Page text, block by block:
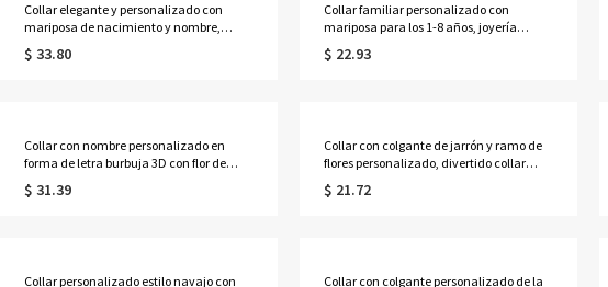
Collar elegante y personalizado con
mariposa de nacimiento y nombre,
delicada joyería de plata esterlina 925,
regalo de cumpleaños/Día de la Madre
$ 33.80
Collar familiar personalizado con
mariposa para los 1-8 años, joyería
delicada de plata de ley 925, regalo de
cumpleaños/Día de la Madre para
$ 22.93
Collar con nombre personalizado en
forma de letra burbuja 3D con flor de
nacimiento, joyería delicada para mujer
de plata de ley 925, regalo de
$ 31.39
Collar con colgante de jarrón y ramo de
flores personalizado, divertido collar
floral para hacer tú mismo, joyería
minimalista, regalo de
$ 21.72
Collar personalizado estilo navajo con
Collar con colgante personalizado de la